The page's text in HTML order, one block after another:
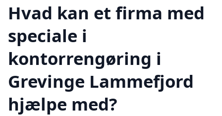
Hvad kan et firma med
speciale i
kontorrengøring i
Grevinge Lammefjord
hjælpe med?